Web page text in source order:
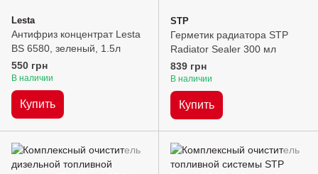
Lesta
Антифриз концентрат Lesta
BS 6580, зеленый, 1.5л
550 грн
В наличии
Купить
STP
Герметик радиатора STP
Radiator Sealer 300 мл
839 грн
В наличии
Купить